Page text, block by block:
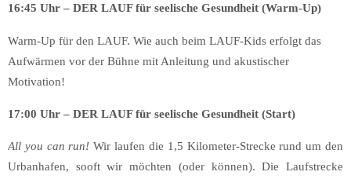
16:45 Uhr – DER LAUF für seelische Gesundheit (Warm-Up)
Warm-Up für den LAUF. Wie auch beim LAUF-Kids erfolgt das
Aufwärmen vor der Bühne mit Anleitung und akustischer
Motivation!
17:00 Uhr – DER LAUF für seelische Gesundheit (Start)
All you can run! Wir laufen die 1,5 Kilometer-Strecke rund um den
Urbanhafen, sooft wir möchten (oder können). Die Laufstrecke